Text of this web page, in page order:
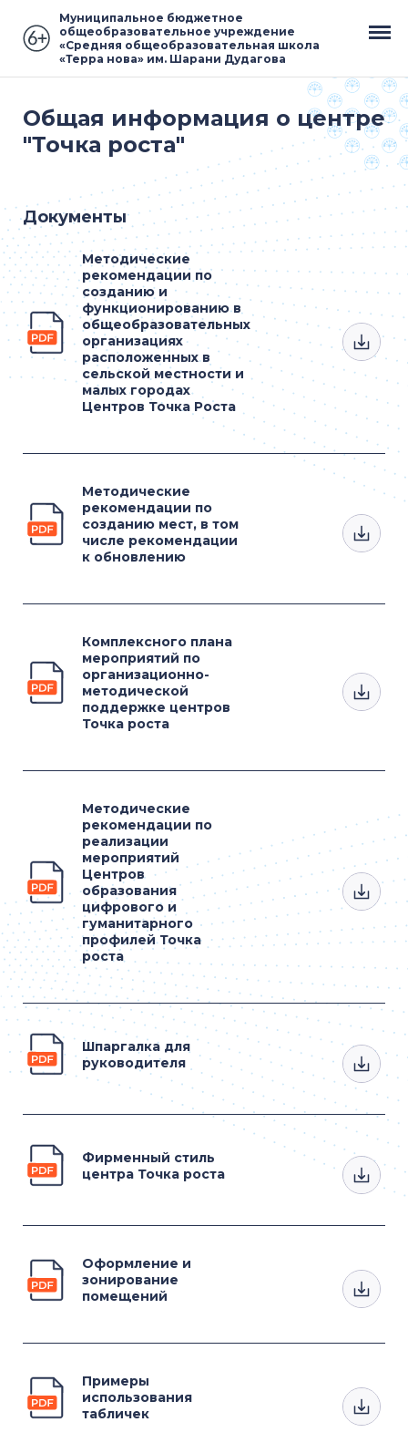
Муниципальное бюджетное
общеобразовательное учреждение
«Средняя общеобразовательная школа
«Терра нова» им. Шарани Дудагова
Общая информация о центре
"Точка роста"
Документы
Методические
рекомендации по
созданию и
функционированию в
общеобразовательных
организациях
расположенных в
сельской местности и
малых городах
Центров Точка Роста
Методические
рекомендации по
созданию мест, в том
числе рекомендации
к обновлению
Комплексного плана
мероприятий по
организационно-
методической
поддержке центров
Точка роста
Методические
рекомендации по
реализации
мероприятий
Центров
образования
цифрового и
гуманитарного
профилей Точка
роста
Шпаргалка для
руководителя
Фирменный стиль
центра Точка роста
Оформление и
зонирование
помещений
Примеры
использования
табличек